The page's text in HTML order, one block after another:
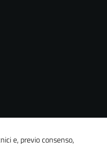
e, previo consenso,
anche per la